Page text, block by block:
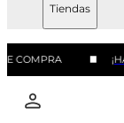
Tiendas
COMPRA